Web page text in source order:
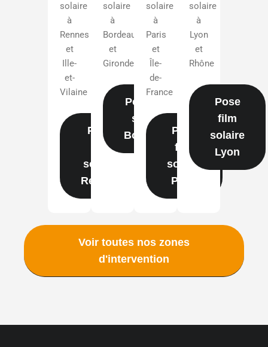
solaire
à
Rennes
et
Ille-
et-
Vilaine
Pose
film
solaire
Rennes
solaire
à
Bordeaux
et
Gironde
Pose film
solaire
Bordeaux
solaire
à
Paris
et
Île-
de-
France
Pose
film
solaire
Paris
solaire
à
Lyon
et
Rhône
Pose
film
solaire
Lyon
Voir toutes nos zones
d'intervention